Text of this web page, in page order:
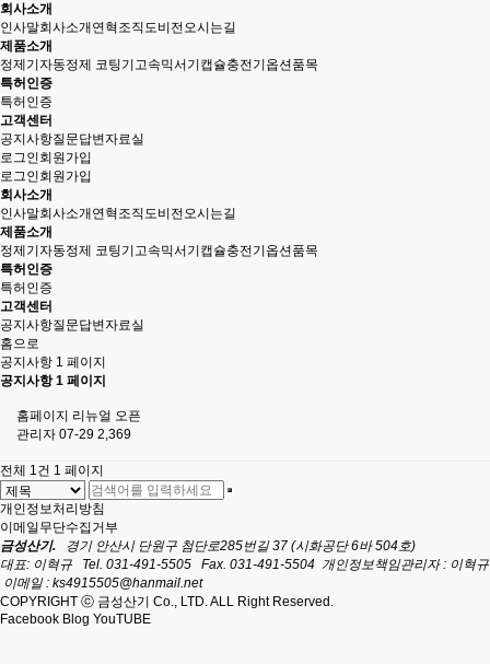
회사소개
인사말회사소개 연혁 조직도비전오시는길
제품소개
정제기 자동정제 코팅기 고속믹서기 캡슐충전기 옵션품목
특허인증
특허인증
고객센터
공지사항질문답변자료실
로그인회원가입
로그인회원가입
회사소개
인사말회사소개 연혁 조직도비전오시는길
제품소개
정제기 자동정제 코팅기 고속믹서기 캡슐충전기 옵션품목
특허인증
특허인증
고객센터
공지사항질문답변자료실
홈으로
공지사항 1 페이지
공지사항 1 페이지
홈페이지 리뉴얼 오픈
관리자 07-29 2,369
전체 1건 1 페이지
개인정보처리방침
이메일무단수집거부
금성산기. 경기 안산시 단원구 첨단로285번길 37 (시화공단 6바 504호)
대표: 이혁규
Tel. 031-491-5505 Fax. 031-491-5504 개인정보책임관리자 : 이혁규
이메일 : ks4915505@hanmail.net
COPYRIGHT ⓒ 금성산기 Co., LTD. ALL Right Reserved.
Facebook Blog YouTUBE